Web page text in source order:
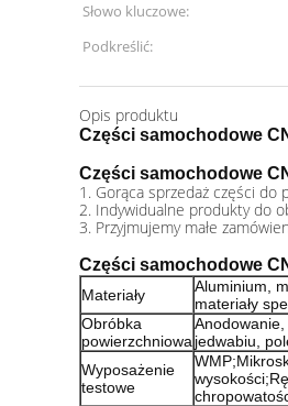
Słowo kluczowe:
Podkreślić:
Opis produktu
Części samochodowe
Części samochodowe
1. Gorąca sprzedaż części do
2. Indywidualne produkty do
3. Przyjmujemy małe
Części samochodowe
Materiały
Aluminium,
materiały
Obróbka
powierzchniowa jedwabiu,
Wyposażenie
testowe